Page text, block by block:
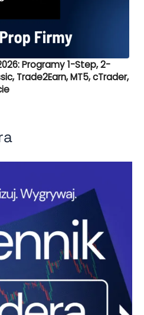
Programy 1-Step, 2-
Trade2Earn, MT5, cTrader,